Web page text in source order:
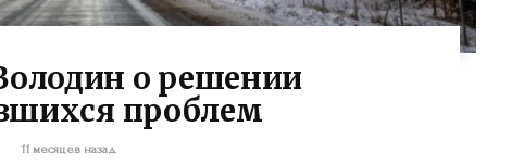
о решении
проблем
11 месяцев назад